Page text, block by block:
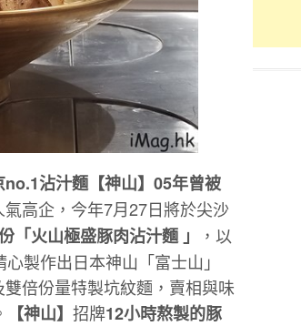
no.1沾汁麵【神山】05年曾被
氣高企，今年7月27日將於尖沙
「火山極盛豚肉沾汁麵 」
，以
製作出日本神山「富士山」
倍份量特製坑紋麵，賣相與味
【神山】 招牌12小時熬製的豚